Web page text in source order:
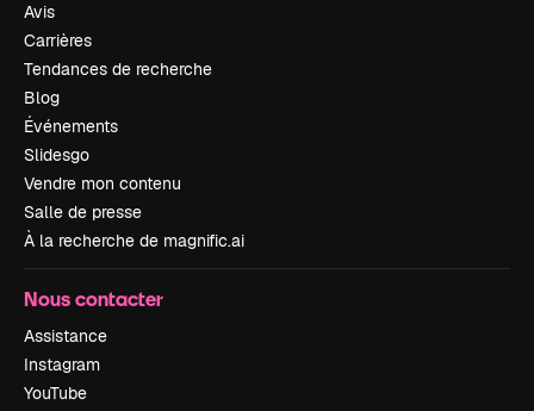
Avis
Carrières
Tendances de recherche
Blog
Événements
Slidesgo
Vendre mon contenu
Salle de presse
À la recherche de magnific.ai
Nous contacter
Assistance
Instagram
YouTube